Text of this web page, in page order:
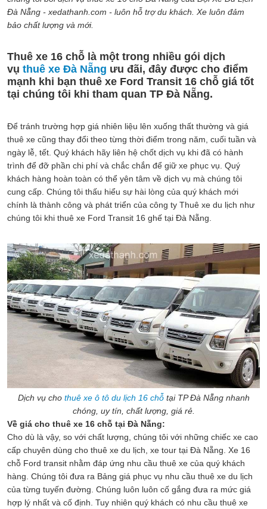
Đà Nẵng - xedathanh.com - luôn hỗ trợ du khách. Xe luôn đảm
bảo chất lượng và mới.
Thuê xe 16 chỗ là một trong nhiều gói dịch
vụ thuê xe Đà Nẵng ưu đãi, đây được cho điểm
mạnh khi bạn thuê xe Ford Transit 16 chỗ giá tốt
tại chúng tôi khi tham quan TP Đà Nẵng.
Để tránh trường hợp giá nhiên liệu lên xuống thất thường và giá
thuê xe cũng thay đổi theo từng thời điểm trong năm, cuối tuần và
ngày lễ, tết. Quý khách hãy liên hệ chốt dịch vụ khi đã có hành
trình để đỡ phần chi phí và chắc chắn để giữ xe phục vụ. Quý
khách hàng hoàn toàn có thể yên tâm về dịch vụ mà chúng tôi
cung cấp. Chúng tôi thấu hiểu sự hài lòng của quý khách mới
chính là thành công và phát triển của công ty Thuê xe du lịch như
chúng tôi khi thuê xe Ford Transit 16 ghế tại Đà Nẵng.
Dịch vụ cho thuê xe ô tô du lịch 16 chỗtại TP Đà Nẵng nhanh
chóng, uy tín, chất lượng, giá rẻ.
Về giá cho thuê xe 16 chỗ tại Đà Nẵng:
Cho dù là vậy, so với chất lượng, chúng tôi với những chiếc xe cao
cấp chuyên dùng cho thuê xe du lịch, xe tour tại Đà Nẵng. Xe 16
chỗ Ford transit nhằm đáp ứng nhu cầu thuê xe của quý khách
hàng. Chúng tôi đưa ra Bảng giá phục vụ nhu cầu thuê xe du lịch
của từng tuyến đường. Chúng luôn luôn cố gắng đưa ra mức giá
hợp lý nhất và cố định. Tuy nhiên quý khách có nhu cầu thuê xe